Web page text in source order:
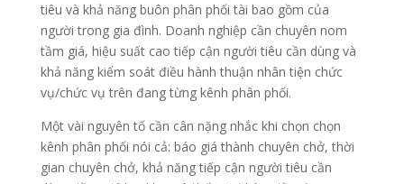
tiêu và khả năng buôn phân phối tài bao gồm của
người trong gia đình. Doanh nghiệp cần chuyên nom
tầm giá, hiệu suất cao tiếp cận người tiêu cần dùng và
khả năng kiểm soát điều hành thuận nhân tiện chức
vụ/chức vụ trên đang từng kênh phân phối.
Một vài nguyên tố cần cân nặng nhắc khi chọn chọn
kênh phân phối nói cả: báo giá thành chuyên chở, thời
gian chuyên chở, khả năng tiếp cận người tiêu cần